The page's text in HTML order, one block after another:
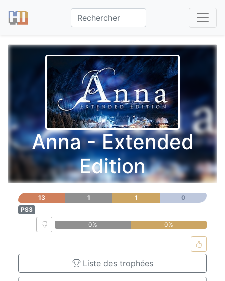
Anna - Extended
Edition
13 1 1
0
PS3
0%
0%
Liste des trophées